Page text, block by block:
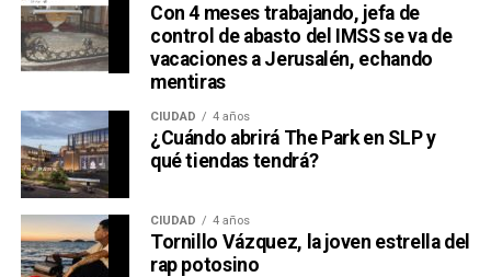
Con 4 meses trabajando, jefa de
control de abasto del IMSS se va de
vacaciones a Jerusalén, echando
mentiras
CIUDAD 4 años
¿Cuándo abrirá The Park en SLP y
qué tiendas tendrá?
CIUDAD 4 años
Tornillo Vázquez, la joven estrella del
rap potosino